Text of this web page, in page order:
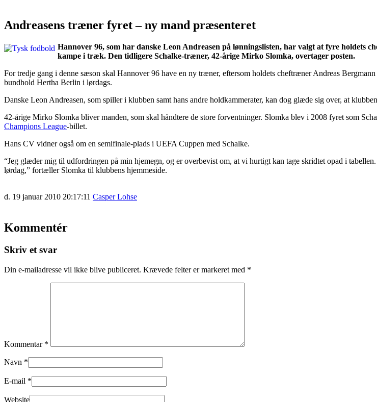
Andreasens træner fyret – ny mand præsenteret
Hannover 96, som har danske Leon Andreasen på lønningslisten, har valgt at fyre
kampe i træk. Den tidligere Schalke-træner, 42-årige Mirko Slomka, overtager posten.
For tredje gang i denne sæson skal Hannover 96 have en ny træner, eftersom holdets cheftræner Andreas
bundhold Hertha Berlin i lørdags.
Danske Leon Andreasen, som spiller i klubben samt hans andre holdkammerater, kan dog glæde sig over, at
42-årige Mirko Slomka bliver manden, som skal håndtere de store forventninger. Slomka blev i 2008 fyret som
Champions League-billet.
Hans CV vidner også om en semifinale-plads i UEFA Cuppen med Schalke.
“Jeg glæder mig til udfordringen på min hjemegn, og er overbevist om, at vi hurtigt kan tage skridtet opad i
lørdag,” fortæller Slomka til klubbens hjemmeside.
d. 19 januar 2010 20:17:11 Casper Lohse
Kommentér
Skriv et svar
Din e-mailadresse vil ikke blive publiceret. Krævede felter er markeret med *
Kommentar *
Navn *
E-mail *
Website